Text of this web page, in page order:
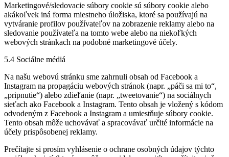
Marketingové/sledovacie súbory cookie sú súbory cookie alebo
akákoľvek iná forma miestneho úložiska, ktoré sa používajú na
vytváranie profilov používateľov na zobrazenie reklamy alebo na
sledovanie používateľa na tomto webe alebo na niekoľkých
webových stránkach na podobné marketingové účely.
5.4 Sociálne médiá
Na našu webovú stránku sme zahrnuli obsah od Facebook a
Instagram na propagáciu webových stránok (napr. „páči sa mi to“,
„pripnutie“) alebo zdieľanie (napr. „tweetovanie“) na sociálnych
sieťach ako Facebook a Instagram. Tento obsah je vložený s kódom
odvodeným z Facebook a Instagram a umiestňuje súbory cookie.
Tento obsah môže uchovávať a spracovávať určité informácie na
účely prispôsobenej reklamy.
Prečítajte si prosím vyhlásenie o ochrane osobných údajov týchto